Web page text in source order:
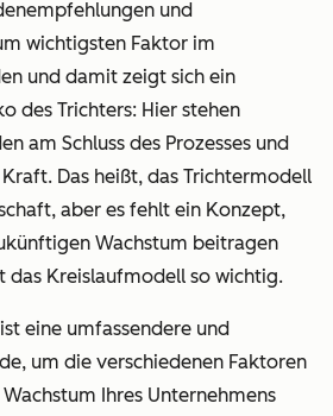
und
wichtigsten Faktor im
und damit zeigt sich ein
des Trichters: Hier stehen
am Schluss des Prozesses und
Das heißt, das Trichtermodell
aber es fehlt ein Konzept,
Wachstum beitragen
das Kreislaufmodell so wichtig.
eine umfassendere und
um die verschiedenen Faktoren
Ihres Unternehmens